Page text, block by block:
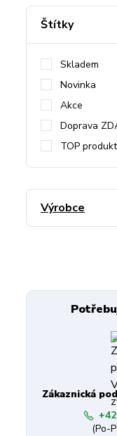
Štítky
Skladem
Novinka
Akce
Doprava
TOP produkt
Výrobce
Zákaznická
(Po-